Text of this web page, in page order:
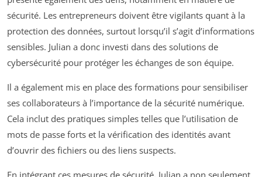
sécurité. Les entrepreneurs doivent être vigilants quant à la
protection des données, surtout lorsqu’il s’agit d’informations
sensibles. Julian a donc investi dans des solutions de
cybersécurité pour protéger les échanges de son équipe.
Il a également mis en place des formations pour sensibiliser
ses collaborateurs à l’importance de la sécurité numérique.
Cela inclut des pratiques simples telles que l’utilisation de
mots de passe forts et la vérification des identités avant
d’ouvrir des fichiers ou des liens suspects.